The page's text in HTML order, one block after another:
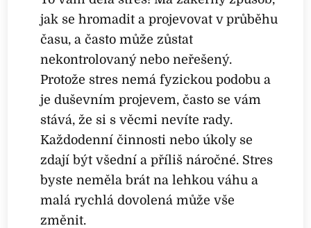
jak se hromadit a projevovat v průběhu
času, a často může zůstat
nekontrolovaný nebo neřešený.
Protože stres nemá fyzickou podobu a
je duševním projevem, často se vám
stává, že si s věcmi nevíte rady.
Každodenní činnosti nebo úkoly se
zdají být všední a příliš náročné. Stres
byste neměla brát na lehkou váhu a
malá rychlá dovolená může vše
změnit.